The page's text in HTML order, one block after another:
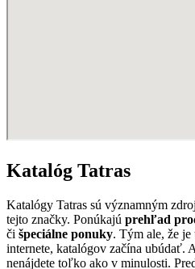
Katalóg Tatras
Katalógy Tatras sú významným
tejto značky. Ponúkajú prehľad
či špeciálne ponuky. Tým ale, že je
internete, katalógov začína ubúdať.
nenájdete toľko ako v minulosti.